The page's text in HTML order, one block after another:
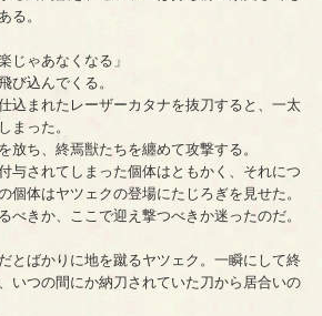
る。
じゃあなくなる」
び込んでくる。
込まれたレーザーカタナを抜刀すると、一太
まった。
ち、終焉獣たちを纏めて攻撃する。
与されてしまった個体はともかく、それにつ
個体はヤツェクの登場にたじろぎを見せた。
きか、ここで迎え撃つべきか迷ったのだ。
とばかりに地を蹴るヤツェク。一瞬にして終
いつの間にか納刀されていた刀から居合いの